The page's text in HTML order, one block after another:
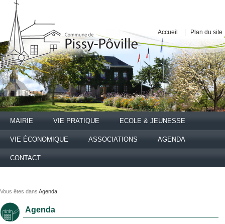
Accueil Plan du site
MAIRIE VIE PRATIQUE ECOLE & JEUNESSE
VIE ÉCONOMIQUE ASSOCIATIONS AGENDA
CONTACT
Vous êtes dans Agenda
Agenda